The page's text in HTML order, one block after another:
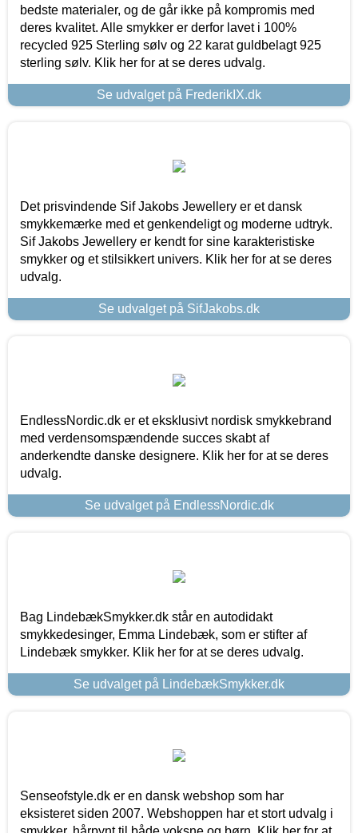
bedste materialer, og de går ikke på kompromis med
deres kvalitet. Alle smykker er derfor lavet i 100%
recycled 925 Sterling sølv og 22 karat guldbelagt 925
sterling sølv. Klik her for at se deres udvalg.
Se udvalget på FrederikIX.dk
Det prisvindende Sif Jakobs Jewellery er et dansk
smykkemærke med et genkendeligt og moderne udtryk.
Sif Jakobs Jewellery er kendt for sine karakteristiske
smykker og et stilsikkert univers. Klik her for at se deres
udvalg.
Se udvalget på SifJakobs.dk
EndlessNordic.dk er et eksklusivt nordisk smykkebrand
med verdensomspændende succes skabt af
anderkendte danske designere. Klik her for at se deres
udvalg.
Se udvalget på EndlessNordic.dk
Bag LindebækSmykker.dk står en autodidakt
smykkedesinger, Emma Lindebæk, som er stifter af
Lindebæk smykker. Klik her for at se deres udvalg.
Se udvalget på LindebækSmykker.dk
Senseofstyle.dk er en dansk webshop som har
eksisteret siden 2007. Webshoppen har et stort udvalg i